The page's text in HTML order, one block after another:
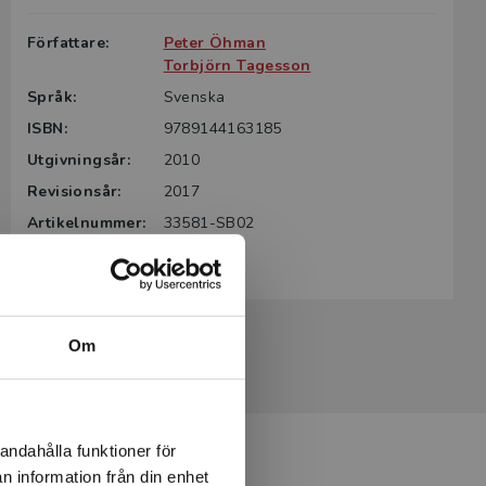
Om
funktioner för
information från din enhet
Författare:
Peter Öhman
Torbjörn Tagesson
Språk:
Svenska
ISBN:
9789144163185
Utgivningsår:
2010
Revisionsår:
2017
Artikelnummer:
33581-SB02
Andra